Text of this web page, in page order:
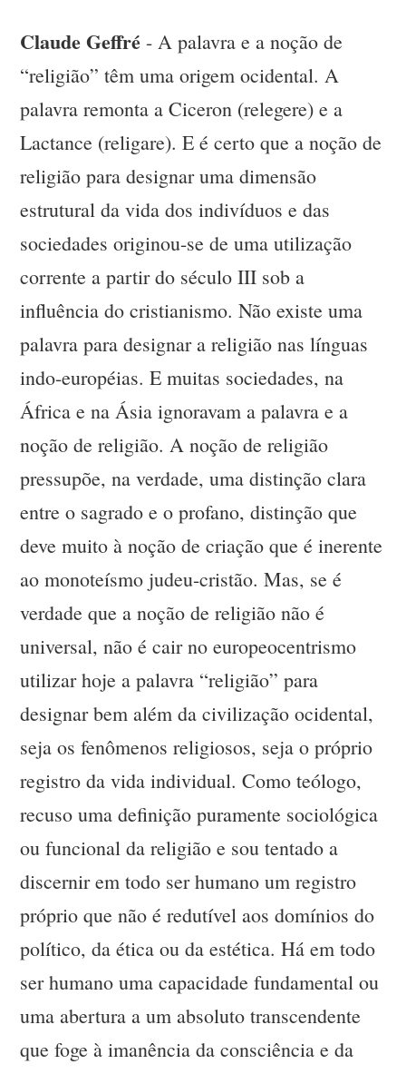
Claude Geffré - A palavra e a noção de
“religião” têm uma origem ocidental. A
palavra remonta a Ciceron (relegere) e a
Lactance (religare). E é certo que a noção de
religião para designar uma dimensão
estrutural da vida dos indivíduos e das
sociedades originou-se de uma utilização
corrente a partir do século III sob a
influência do cristianismo. Não existe uma
palavra para designar a religião nas línguas
indo-européias. E muitas sociedades, na
África e na Ásia ignoravam a palavra e a
noção de religião. A noção de religião
pressupõe, na verdade, uma distinção clara
entre o sagrado e o profano, distinção que
deve muito à noção de criação que é inerente
ao monoteísmo judeu-cristão. Mas, se é
verdade que a noção de religião não é
universal, não é cair no europeocentrismo
utilizar hoje a palavra “religião” para
designar bem além da civilização ocidental,
seja os fenômenos religiosos, seja o próprio
registro da vida individual. Como teólogo,
recuso uma definição puramente sociológica
ou funcional da religião e sou tentado a
discernir em todo ser humano um registro
próprio que não é redutível aos domínios do
político, da ética ou da estética. Há em todo
ser humano uma capacidade fundamental ou
uma abertura a um absoluto transcendente
que foge à imanência da consciência e da